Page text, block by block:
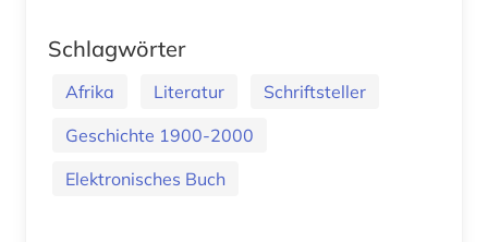
Schlagwörter
Afrika Literatur
Schriftsteller
Geschichte 1900-2000
Elektronisches Buch